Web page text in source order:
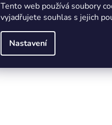
Tento web používá soubory
vyjadřujete souhlas s jejich
Nastavení